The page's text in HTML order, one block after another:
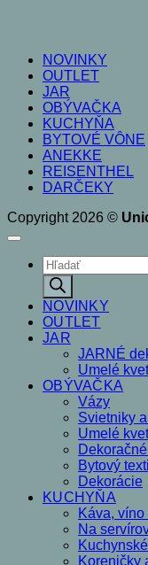
NOVINKY
OUTLET
JAR
OBÝVAČKA
KUCHYŇA
BYTOVÉ VÔNE
ANEKKE
REISENTHEL
DARČEKY
Copyright 2026 ©
Products
search
NOVINKY
OUTLET
JAR
JARNÉ
Umelé
OBÝVAČKA
Vázy
Svietniky
Umelé
Bytový textil
Dekorácie
KUCHYŇA
Káva, víno
Na
Koreničky